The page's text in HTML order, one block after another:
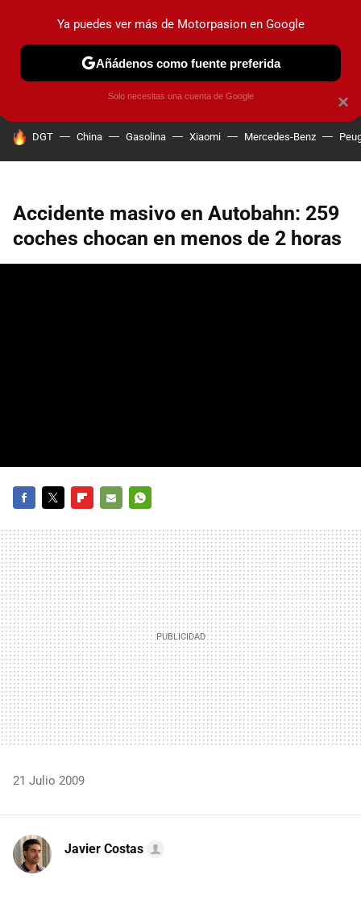
PRUEBAS COCHES ELÉCTRICOS OBSERVATORIO
HOY SE HABLA DE
DGT China Gasolina Xiaomi Mercedes-Benz
Accidente masivo en Autobahn: 259
coches chocan en menos de 2 horas
MAIL
21 Julio 2009
Javier Costas
×
Ya puedes ver más de Motorpasion en Google
Añádenos como fuente preferida
Solo necesitas una cuenta de Google